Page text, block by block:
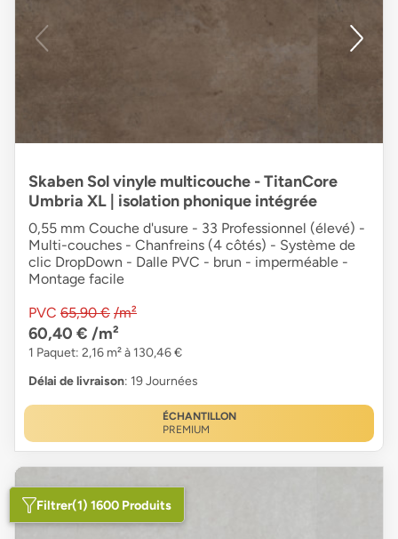
Skaben Sol vinyle multicouche - TitanCore
Umbria XL | isolation phonique intégrée
0,55 mm Couche d'usure - 33 Professionnel (élevé) -
Multi-couches - Chanfreins (4 côtés) - Système de
clic DropDown - Dalle PVC - brun - imperméable -
Montage facile
PVC 65,90 € /m²
60,40 € /m²
1 Paquet: 2,16 m² à 130,46 €
Délai de livraison: 19 Journées
ÉCHANTILLON
PREMIUM
Filtrer(1) 1600 Produits